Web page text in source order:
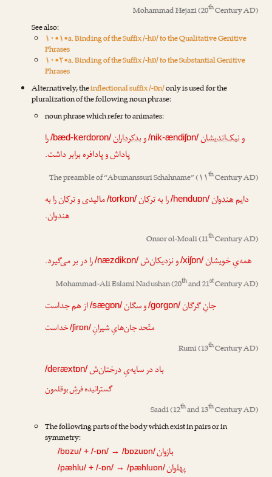
Mohammad Hejazi(20thCentury AD)
See also:
۱۰•۱•a. Binding of the Suffix /-hɒ/ to the Qualitative Genitive
Phrases
۱۰•۲•a. Binding of the Suffix /-hɒ/ to the Substantial Genitive
Phrases
Alternatively, theinflectional suffix /-ɒn/only is used for the
pluralization of the following noun phrase:
noun phrase which refer to animates:
ونیک‌اندیشان/nik-ændiʃɒn/وبدکرداران/bæd-kerdɒrɒn/را
پاداش و پادافره برابر داشت.
The preamble of “Abumanssuri Schahname” (۱۱thCentury AD)
دایمهندوان/henduɒn/را بهترکان/torkɒn/مالیدی وترکانرا به
هندوان.
Onsor ol-Moali(11thCentury AD)
همه‌یِخویشان/xiʃɒn/ونزدیکان‌ش/næzdikɒn/را در بر می‌گیرد.
Mohammad-Ali Eslami Nadushan(20thand 21stCentury AD)
جانِگرگان/gorgɒn/وسگان/sægɒn/از هم جداست
متّحد جان‌هایِشیرانِ/ʃirɒn/خداست
Rumi(13thCentury AD)
باد در سایه‌یِدرختان‌ش/deræxtɒn/
گسترانیده فرشِ بوقلمون
Saadi(12thand 13thCentury AD)
The following parts of the body which exist in pairs or in
symmetry:
/bɒzu/ + /-ɒn/ → /bɒzuɒn/بازوان
/pæhlu/ + /-ɒn/ → /pæhluɒn/پهلوان